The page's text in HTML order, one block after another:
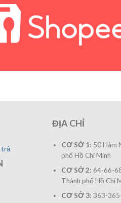
trả
ĐỊA CHỈ
CƠ SỞ 1: 50 Hàm
phố Hồ Chí Minh
CƠ SỞ 2: 64-66-
Thành phố Hồ Chí
CƠ SỞ 3: 363-